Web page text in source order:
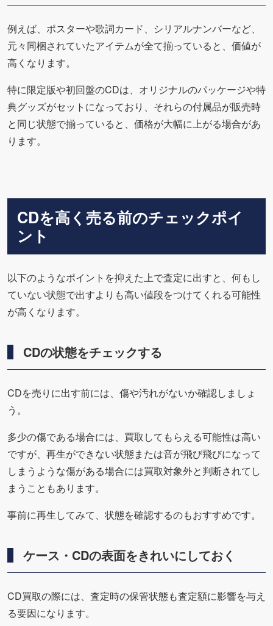
例えば、ポスターや歌詞カード、シリアルナンバーなど、
元々同梱されていたアイテムが全て揃っていると、価値が
高くなります。
特に限定版や初回盤のCDは、オリジナルのパッケージや特
典グッズがセットになっており、それらの付属品が販売時
と同じ状態で揃っていると、価格が大幅に上がる場合があ
ります。
CDを高く売る前のチェックポイ
ント
以下のようなポイントを抑えた上で査定に出すと、何もし
ていない状態で出すよりも高い値段をつけてくれる可能性
が高くなります。
CDの状態をチェックする
CDを売りに出す前には、傷や汚れがないか確認しましょ
う。
多少の傷である場合には、買取してもらえる可能性は高い
ですが、再生ができない状態または音が飛び飛びになって
しまうような傷がある場合には買取対象外と判断されてし
まうこともあります。
事前に再生してみて、状態を確認するのもおすすめです。
ケース・CDの表面をきれいにしておく
CD買取の際には、査定時の保管状態も査定額に影響を与え
る要因になります。